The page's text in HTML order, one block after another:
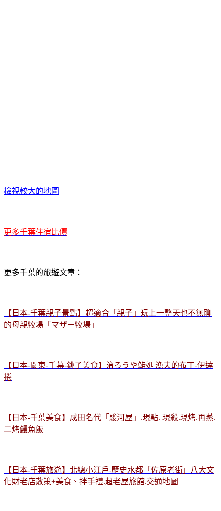
檢視較大的地圖
更多千葉住宿比價
更多千葉的旅遊文章：
【日本-千葉親子景點】超適合「親子」玩上一整天也不無聊
的母親牧場「マザー牧場」
【日本-關東-千葉-銚子美食】治ろうや鮨処 漁夫的布丁-伊達
捲
【日本-千葉美食】成田名代「駿河屋」.現點. 現殺.現烤.再蒸.
二烤鰻魚飯
【日本-千葉旅遊】北總小江戶-歷史水都「佐原老街」八大文
化財老店散策+美食、拌手禮.超老屋旅館.交通地圖